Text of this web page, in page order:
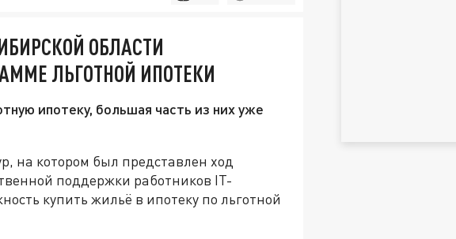
ОБЛАСТИ
ЛЬГОТНОЙ ИПОТЕКИ
ипотеку, большая часть из них уже
на котором был представлен ход
поддержки работников IT-
купить жильё в ипотеку по льготной